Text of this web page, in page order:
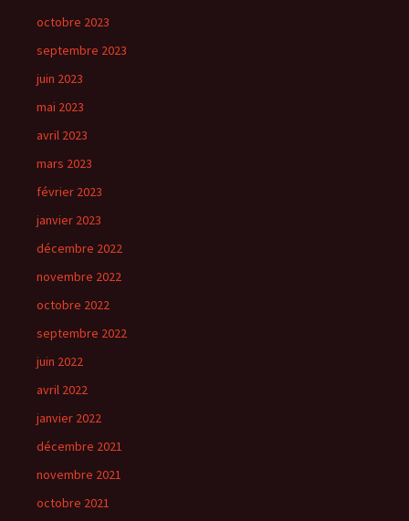
octobre 2023
septembre 2023
juin 2023
mai 2023
avril 2023
mars 2023
février 2023
janvier 2023
décembre 2022
novembre 2022
octobre 2022
septembre 2022
juin 2022
avril 2022
janvier 2022
décembre 2021
novembre 2021
octobre 2021